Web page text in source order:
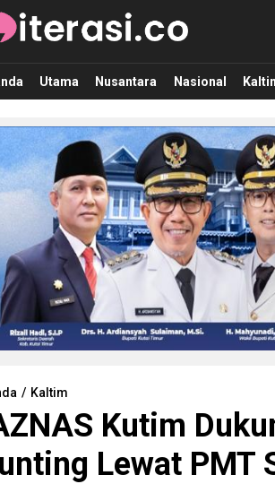
InformasiUtama Nusantara Nasional
Kaltim
Kutim
Lewat PMT